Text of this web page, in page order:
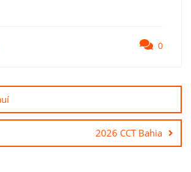
0
2026 CCT Bahia